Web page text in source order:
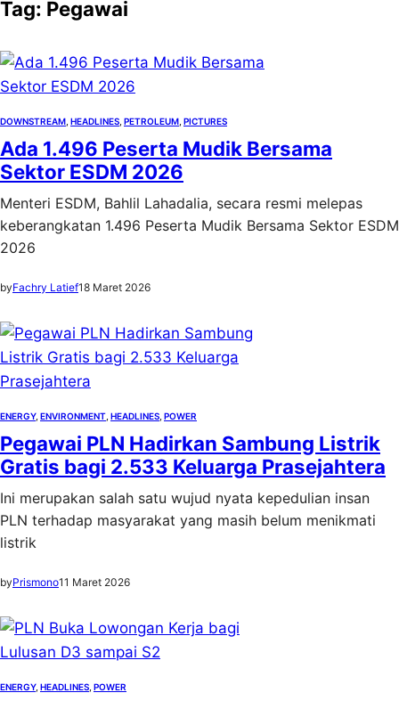
Tag: Pegawai
DOWNSTREAM HEADLINES PETROLEUM PICTURES
Ada 1.496 Peserta Mudik Bersama
Sektor ESDM 2026
Menteri ESDM, Bahlil Lahadalia, secara resmi melepas
keberangkatan 1.496 Peserta Mudik Bersama Sektor ESDM
2026
byFachry Latief18 Maret 2026
ENERGY, ENVIRONMENT HEADLINES POWER
Pegawai PLN Hadirkan Sambung Listrik
Gratis bagi 2.533 Keluarga Prasejahtera
Ini merupakan salah satu wujud nyata kepedulian insan
PLN terhadap masyarakat yang masih belum menikmati
listrik
byPrismono11 Maret 2026
ENERGY, HEADLINES POWER